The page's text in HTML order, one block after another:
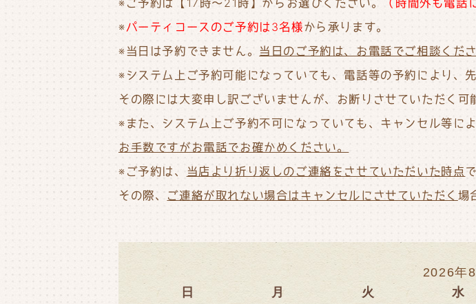
※ご予約は【17時～21時】からお選びください。
（時間外も電話
※パーティコースのご予約は3名様から承ります。
※当日は予約できません。 当日のご予約は、お電話でご相談くださ
※システム上ご予約可能になっていても、電話等の予約により、
その際には大変申し訳ございませんが、お断りさせていただく可
※また、システム上ご予約不可になっていても、キャンセル等に
お手数ですがお電話でお確かめください。
※ご予約は、 当店より折り返しのご連絡をさせていただいた時点
その際、 ご連絡が取れない場合はキャンセルにさせていただく 場
2026年8
日
月 火 水